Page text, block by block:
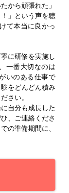
から頑張れた」
」という声を聴
て本当に良かっ
に研修を実施し
一番大切なのは
いのある仕事で
をどんどん積み
さい。
自分も成長した
、ご連絡くださ
の準備期間に、